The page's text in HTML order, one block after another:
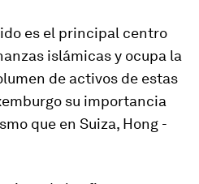
es el principal centro
islámicas y ocupa la
de activos de estas
su importancia
que en Suiza, Hong